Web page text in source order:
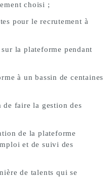
choisi ;
pour le recrutement à
la plateforme pendant
à un bassin de centaines
de faire la gestion des
de la plateforme
et de suivi des
de talents qui se